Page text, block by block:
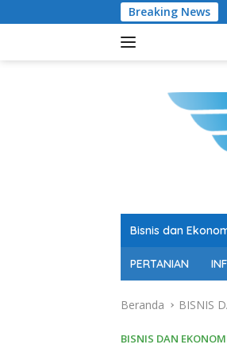
ke
Breaking News
Soroti
Bisnis dan
PERTANIAN
Beranda BISNIS
BISNIS DAN